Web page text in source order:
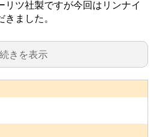
リツ社製ですが今回はリンナイ
ました。
続きを表示